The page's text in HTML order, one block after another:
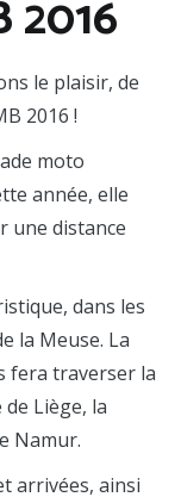
2016
le plaisir, de
2016 !
moto
année, elle
une distance
dans les
la Meuse. La
fera traverser la
Liège, la
Namur.
arrivées, ainsi